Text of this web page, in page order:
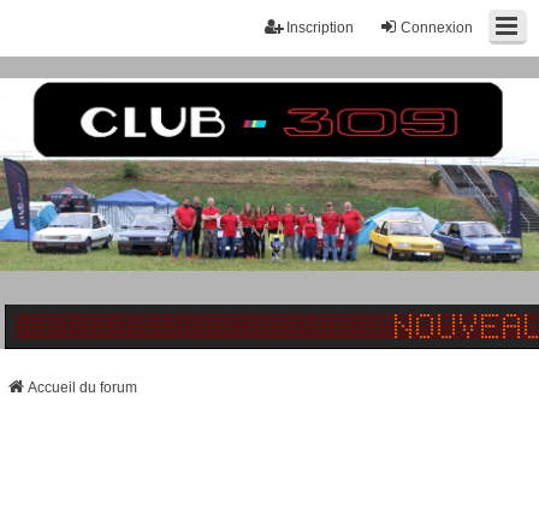
Connexion
Inscription
Accueil du forum